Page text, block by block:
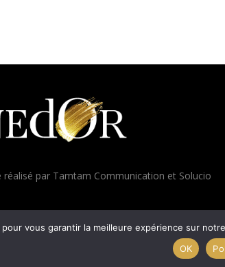
réalisé par Tamtam Communication et Solucio
vous garantir la meilleure expérience sur
OK